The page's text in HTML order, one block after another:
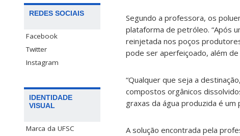
REDES SOCIAIS
Facebook
Twitter
Instagram
IDENTIDADE
VISUAL
Marca da UFSC
Segundo a professora, os
plataforma de petróleo. “Após
reinjetada nos poços
pode ser aperfeiçoado, além
“Qualquer que seja a
compostos orgânicos
graxas da água produzida é
A solução encontrada pela